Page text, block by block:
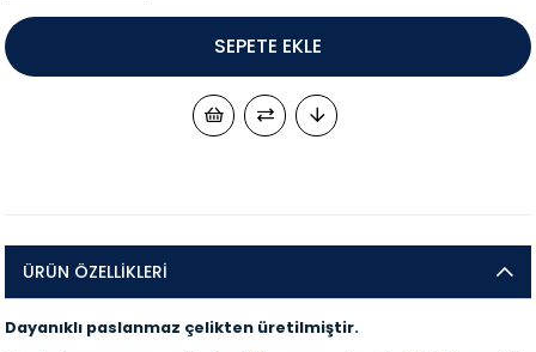
ÜRÜN ÖZELLIKLERI
Dayanıklı paslanmaz çelikten üretilmiştir.